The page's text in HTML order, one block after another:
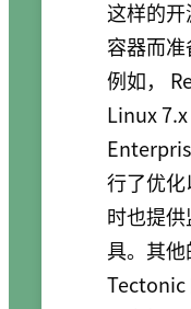
这样的
容器而准
例如，
Linux
行了优
时也提
具。其
Tectonic